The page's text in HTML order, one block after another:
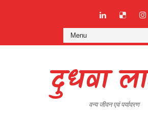
दुधवा
वन्य जीवन एवं पर्यावरण